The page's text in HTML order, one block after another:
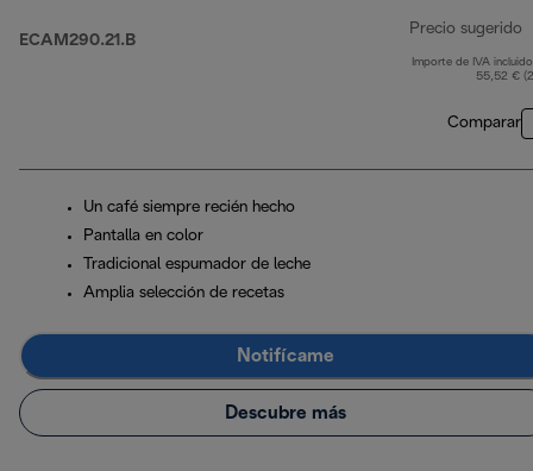
ECAM290.21.B
Precio sugerido
Importe de IVA
55,52 €
Comparar
Un café siempre recién hecho
Pantalla en color
Tradicional espumador de leche
Amplia selección de recetas
Notifícame
Descubre más